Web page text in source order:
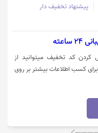
پیشنهاد تخفیف دار
کد تخفیف میتوانید از
برای کسب اطلاعات بیشتر بر روی